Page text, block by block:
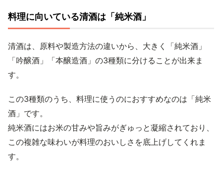
料理に向いている清酒は「純米酒」
清酒は、原料や製造方法の違いから、大きく「純米酒」
「吟醸酒」「本醸造酒」の3種類に分けることが出来ま
す。
この3種類のうち、料理に使うのにおすすめなのは「純米
酒」です。
純米酒にはお米の甘みや旨みがぎゅっと凝縮されており、
この複雑な味わいが料理のおいしさを底上げしてくれま
す。